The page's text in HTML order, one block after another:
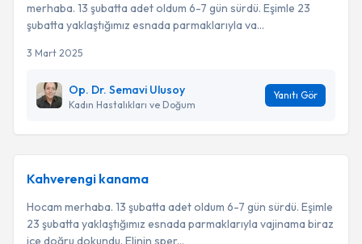
merhaba. 13 şubatta adet oldum 6-7 gün sürdü. Eşimle 23
şubatta yaklaştığımız esnada parmaklarıyla va...
3 Mart 2025
Op. Dr. Semavi Ulusoy
Kadın Hastalıkları ve Doğum
Yanıtı Gör
Kahverengi kanama
Hocam merhaba. 13 şubatta adet oldum 6-7 gün sürdü. Eşimle
23 şubatta yaklaştığımız esnada parmaklarıyla vajinama biraz
içe doğru dokundu. Elinin sper...